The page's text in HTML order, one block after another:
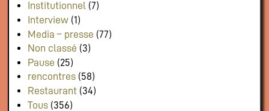
Institutionnel (7)
Interview(1)
Media – presse (77)
Non classé (3)
Pause (25)
rencontres(58)
Restaurant(34)
Tous(356)